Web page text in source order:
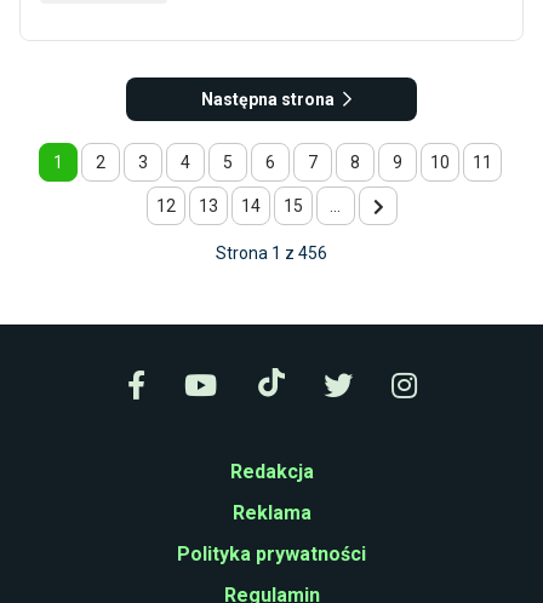
Następna strona
1 2 3 4 5 6 7 8 9 10 11
12 13 14 15
Strona 1 z 456
Redakcja
Reklama
Polityka prywatności
Regulamin